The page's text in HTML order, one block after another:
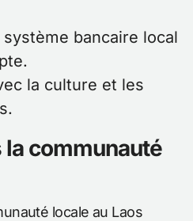
système bancaire local
la culture et les
la communauté
locale au Laos